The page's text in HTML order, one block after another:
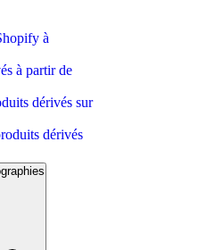
à
à partir de
dérivés sur
dérivés